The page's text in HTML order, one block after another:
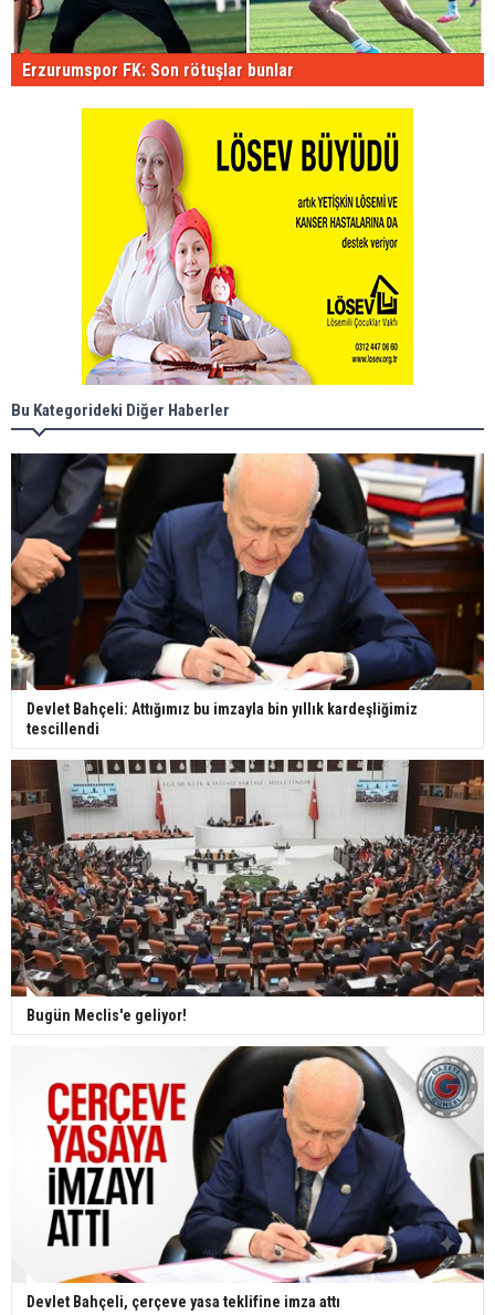
Erzurumspor FK: Son rötuşlar bunlar
Bu Kategorideki Diğer Haberler
Devlet Bahçeli: Attığımız bu imzayla bin yıllık kardeşliğimiz
tescillendi
Bugün Meclis'e geliyor!
Devlet Bahçeli, çerçeve yasa teklifine imza attı